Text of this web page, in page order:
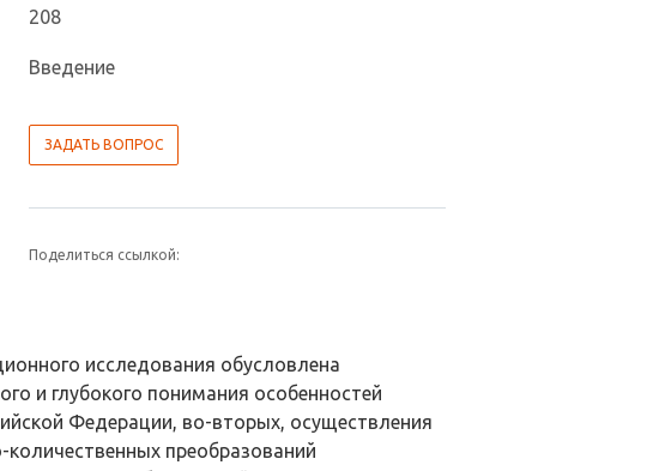
208
Введение
ЗАДАТЬ ВОПРОС
Поделиться ссылкой:
исследования обусловлена
и глубокого понимания особенностей
Федерации, во-вторых, осуществления
количественных преобразований